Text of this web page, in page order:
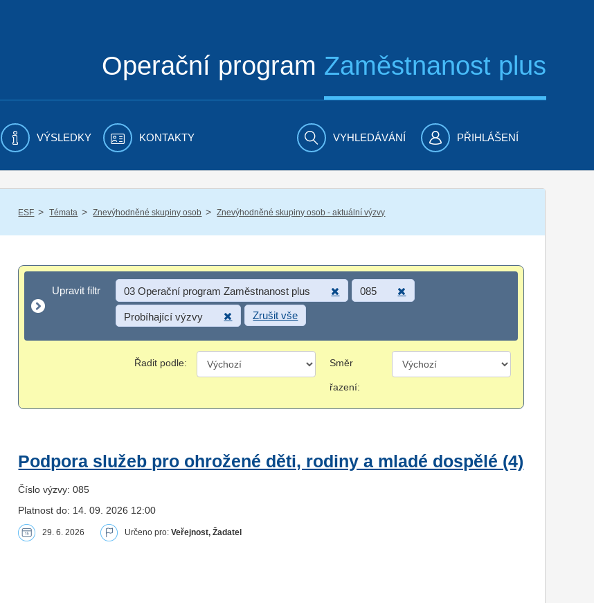
Operační program Zaměstnanost plus
VÝSLEDKY KONTAKTY VYHLEDÁVÁNÍ PŘIHLÁŠENÍ
ESF / Témata / Znevýhodněné skupiny osob / Znevýhodněné skupiny osob - aktuální výzvy
Upravit filtr
Upravit filtr 03 Operační program Zaměstnanost plus 085
Probíhající výzvy Zrušit vše
Řadit podle: Směr
řazení:
Podpora služeb pro ohrožené děti, rodiny a mladé dospělé (4)
Číslo výzvy: 085
Platnost do: 14. 09. 2026 12:00
29. 6. 2026 Určeno pro:Veřejnost, Žadatel